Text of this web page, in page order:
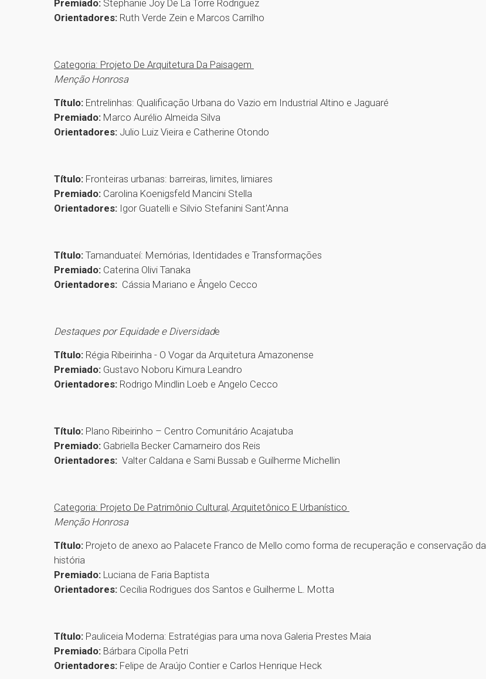
Premiado: Stephanie Joy De La Torre Rodriguez
Orientadores: Ruth Verde Zein e Marcos Carrilho
Categoria: Projeto De Arquitetura Da Paisagem
Menção Honrosa
Título: Entrelinhas: Qualificação Urbana do Vazio em Industrial Altino e Jaguaré
Premiado: Marco Aurélio Almeida Silva
Orientadores: Julio Luiz Vieira e Catherine Otondo
Título: Fronteiras urbanas: barreiras, limites, limiares
Premiado: Carolina Koenigsfeld Mancini Stella
Orientadores: Igor Guatelli e Silvio Stefanini Sant'Anna
Título: Tamanduateí: Memórias, Identidades e Transformações
Premiado: Caterina Olivi Tanaka
Orientadores: Cássia Mariano e Ângelo Cecco
Destaques por Equidade e Diversidade
Título: Régia Ribeirinha - O Vogar da Arquitetura Amazonense
Premiado: Gustavo Noboru Kimura Leandro
Orientadores: Rodrigo Mindlin Loeb e Angelo Cecco
Título: Plano Ribeirinho – Centro Comunitário Acajatuba
Premiado: Gabriella Becker Camarneiro dos Reis
Orientadores: Valter Caldana e Sami Bussab e Guilherme Michellin
Categoria: Projeto De Patrimônio Cultural, Arquitetônico E Urbanístico
Menção Honrosa
Título: Projeto de anexo ao Palacete Franco de Mello como forma de recuperação e conservação da
história
Premiado: Luciana de Faria Baptista
Orientadores: Cecilia Rodrigues dos Santos e Guilherme L. Motta
Título: Pauliceia Moderna: Estratégias para uma nova Galeria Prestes Maia
Premiado: Bárbara Cipolla Petri
Orientadores: Felipe de Araújo Contier e Carlos Henrique Heck